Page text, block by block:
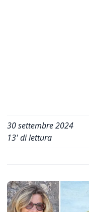
30 settembre 2024
13' di lettura